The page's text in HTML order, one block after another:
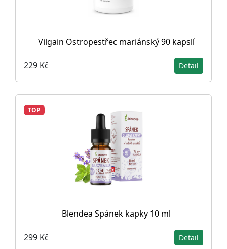
Vilgain Ostropestřec mariánský 90 kapslí
229 Kč Detail
TOP
Blendea Spánek kapky 10 ml
299 Kč Detail